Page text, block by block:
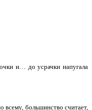
и… до усрачки напугала
всему, большинство считает,